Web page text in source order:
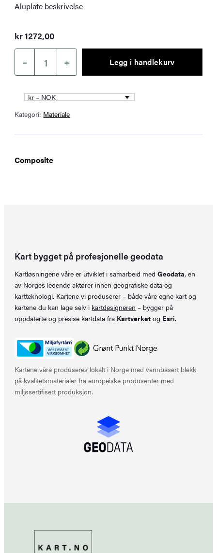
Aluplate beskrivelse
kr1272,00
–
Foamboard
70
cm
+ Legg i handlekurv
kr – NOK
Kategori: Materiale
Composite
Kart bygget på profesjonelle geodata
Kartløsningene våre er utviklet i samarbeid medGeodata, en
av Norges ledende aktører innen geografiske data og
kartteknologi. Kartene vi produserer – både våre egne kart og
kartene du kan lage selv i kartdesigneren – bygger på
oppdaterte og presise kartdata fra Kartverket og Esri.
Kartene våre produseres lokalt i Norge med vannbasert blekk
på kvalitetsmaterialer fra europeiske produsenter med
miljøsertifisert produksjon.